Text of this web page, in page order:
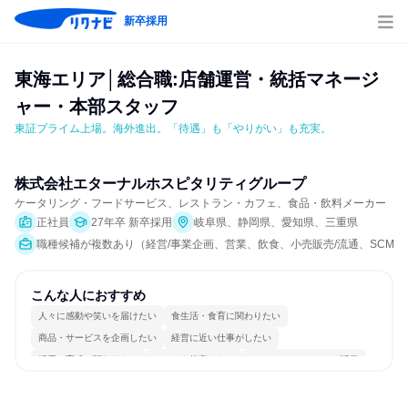
新卒採用
東海エリア│総合職:店舗運営・統括マネージ
ャー・本部スタッフ
東証プライム上場。海外進出。「待遇」も「やりがい」も充実。
株式会社エターナルホスピタリティグループ
ケータリング・フードサービス、レストラン・カフェ、食品・飲料メーカー
正社員
27年卒 新卒採用
岐阜県、静岡県、愛知県、三重県
職種候補が複数あり（経営/事業企画、営業、飲食、小売販売/流通、SCM/
こんな人におすすめ
人々に感動や笑いを届けたい 食生活・食育に関わりたい
商品・サービスを企画したい 経営に近い仕事がしたい
採用・育成に関わりたい チームを統率したい コミュニケーションが活発